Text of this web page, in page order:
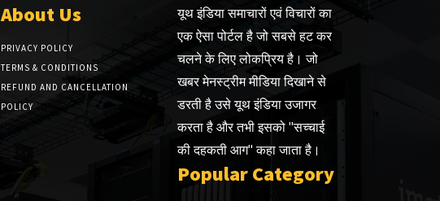
About Us
PRIVACY POLICY
TERMS & CONDITIONS
REFUND AND CANCELLATION
POLICY
यूथ इंडिया समाचारों एवं विचारों का
एक ऐसा पोर्टल है जो सबसे हट कर
चलने के लिए लोकप्रिय है। जो
खबर मेनस्ट्रीम मीडिया दिखाने से
डरती है उसे यूथ इंडिया उजागर
करता है और तभी इसको "सच्चाई
की दहकती आग" कहा जाता है।
Popular Category